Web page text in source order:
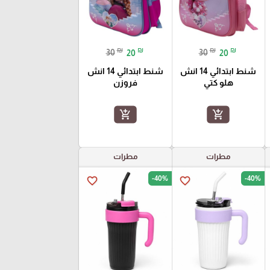
30 ₪ 20 ₪
شنط ابتدائي 14 انش
هلو كتي
add_shopping_cart
30 ₪ 20 ₪
شنط ابتدائي 14 انش
فروزن
add_shopping_cart
مطرات
favorite_border -40%
مطرات
favorite_border -40%